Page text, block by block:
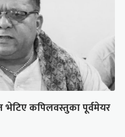
भेटिए कपिलवस्तुका पूर्वमेयर